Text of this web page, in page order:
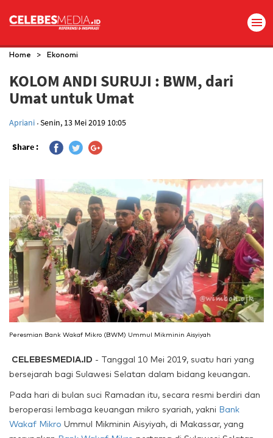
Home > Ekonomi
KOLOM ANDI SURUJI : BWM, dari
Umat untuk Umat
Apriani .Senin, 13 Mei 2019 10:05
Share :
Peresmian Bank Wakaf Mikro (BWM) Ummul Mikminin Aisyiyah
CELEBESMEDIA.ID - Tanggal 10 Mei 2019, suatu hari yang
bersejarah bagi Sulawesi Selatan dalam bidang keuangan.
Pada hari di bulan suci Ramadan itu, secara resmi berdiri dan
beroperasi lembaga keuangan mikro syariah, yakni Bank
Wakaf Mikro Ummul Mikminin Aisyiyah, di Makassar, yang